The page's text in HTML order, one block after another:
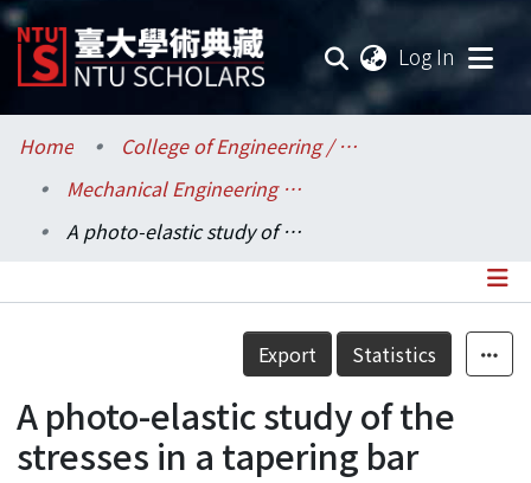
Log In
Communities & Collections
Research Outputs
Statistics
Home
College of Engineering / 工學院
Mechanical Engineering / 機械工程學系
A photo-elastic study of the stresses in a tapering bar
Details
Export Statistics
A photo-elastic study of the
stresses in a tapering bar